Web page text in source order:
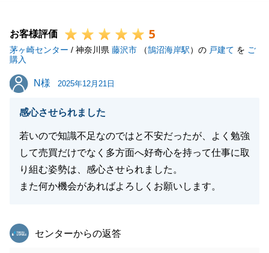
連絡頂戴できますと幸いです。
今後ともよろしくお願いいたします。
お客様評価 5
茅ヶ崎センター / 神奈川県 藤沢市 （鵠沼海岸駅）の 戸建て を ご
購入
N様
N様 2025年12月21日
感心させられました
若いので知識不足なのではと不安だったが、よく勉強
して売買だけでなく多方面へ好奇心を持って仕事に取
り組む姿勢は、感心させられました。
また何か機会があればよろしくお願いします。
東急リバブル
センターからの返答